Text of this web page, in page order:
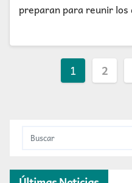
preparan para reunir
1 2